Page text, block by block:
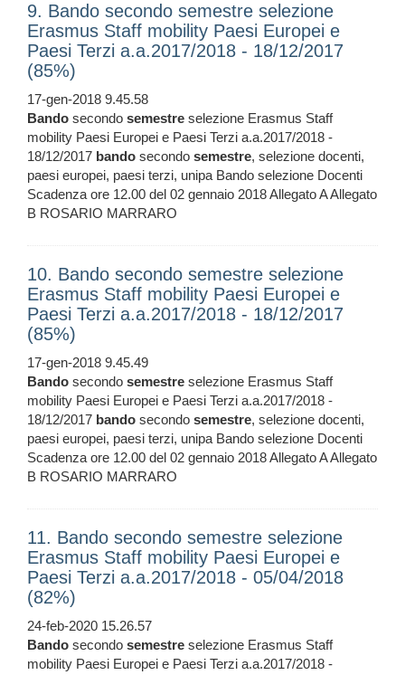
9. Bando secondo semestre selezione
Erasmus Staff mobility Paesi Europei e
Paesi Terzi a.a.2017/2018 - 18/12/2017
(85%)
17-gen-2018 9.45.58
Bando secondo semestre selezione Erasmus Staff
mobility Paesi Europei e Paesi Terzi a.a.2017/2018 -
18/12/2017 bando secondo semestre, selezione docenti,
paesi europei, paesi terzi, unipa Bando selezione Docenti
Scadenza ore 12.00 del 02 gennaio 2018 Allegato A Allegato
B ROSARIO MARRARO
10. Bando secondo semestre selezione
Erasmus Staff mobility Paesi Europei e
Paesi Terzi a.a.2017/2018 - 18/12/2017
(85%)
17-gen-2018 9.45.49
Bando secondo semestre selezione Erasmus Staff
mobility Paesi Europei e Paesi Terzi a.a.2017/2018 -
18/12/2017 bando secondo semestre, selezione docenti,
paesi europei, paesi terzi, unipa Bando selezione Docenti
Scadenza ore 12.00 del 02 gennaio 2018 Allegato A Allegato
B ROSARIO MARRARO
11. Bando secondo semestre selezione
Erasmus Staff mobility Paesi Europei e
Paesi Terzi a.a.2017/2018 - 05/04/2018
(82%)
24-feb-2020 15.26.57
Bando secondo semestre selezione Erasmus Staff
mobility Paesi Europei e Paesi Terzi a.a.2017/2018 -